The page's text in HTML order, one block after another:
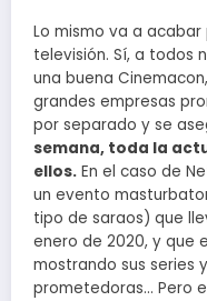
Lo mismo va a
televisión. Sí, a todos
una buena
grandes empresas
por separado y se
semana, toda la
ellos. En el caso de
un evento
tipo de saraos) que
enero de 2020, y que
mostrando sus series
prometedoras… Pero